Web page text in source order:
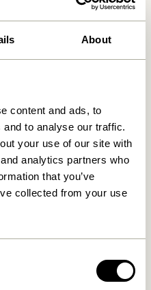
About
content and ads, to
to analyse our traffic.
your use of our site with
analytics partners who
that you’ve
collected from your use